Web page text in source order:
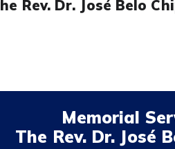
Rev. Dr. José Belo
Memorial
The Rev. Dr. José